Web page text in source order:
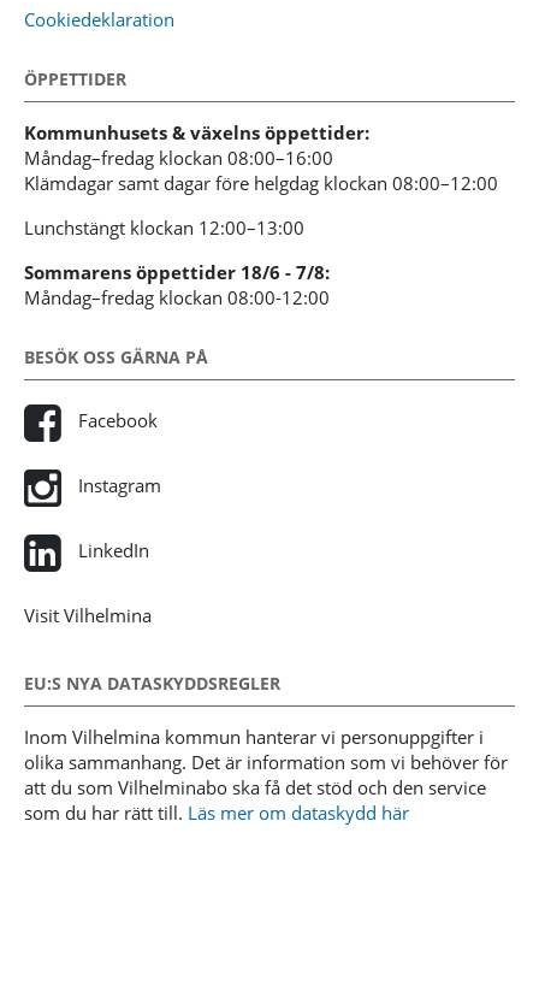
Cookiedeklaration
ÖPPETTIDER
Kommunhusets & växelns öppettider:
Måndag–fredag klockan 08:00–16:00
Klämdagar samt dagar före helgdag klockan 08:00–12:00
Lunchstängt klockan 12:00–13:00
Sommarens öppettider 18/6 - 7/8:
Måndag–fredag klockan 08:00-12:00
BESÖK OSS GÄRNA PÅ
Facebook
Instagram
LinkedIn
Visit Vilhelmina
EU:S NYA DATASKYDDSREGLER
Inom Vilhelmina kommun hanterar vi personuppgifter i
olika sammanhang. Det är information som vi behöver för
att du som Vilhelminabo ska få det stöd och den service
som du har rätt till. Läs mer om dataskydd här